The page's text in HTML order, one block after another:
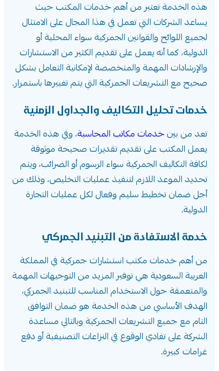
هذه الخدمة تعتبر من أهم خدمات المكتب حيث
يساعد الشركات التي تعمل في هذا المجال على الامتثال
لجميع اللوائح والقوانين الجمركية سواء المحلية أو
الدولية، كما أنه يعمل على تقديم الكثير من الاستشارات
والإرشادات المهمة والمتخصصة لإمكانية التعامل بشكل
صحيح مع التشريعات الجمركية التي يتم تغييرها باستمرار.
خدمات تحليل التكاليف والجداول الزمنية
تعد من بينخدمات مكاتب المحاسبة، وفي هذه الخدمة
يعمل المكتب على تقديم تقديرات صحيحة موثوقة
لكافة التكاليف الجمركية سواء الرسوم أو الضرائب، ويتم
تحديد الموعد اللازم لتنفيذ عمليات التخليص، وذلك من
أجل ضمان تخطيط سليم وفعال لكل عمليات التجارة
الدولية.
خدمة الاستفادة من التبنيد الجمركي
من أهم خدمات مكتب استشارات جمركية في المملكة
العربية السعودية هي توفير المزيد من التوجيهات المهمة
والمتعمقة حول الاستخدام المناسب للتبنيد الجمركي،
الهدف الأساسي من هذه الخدمة هو ضمان التوافق
التام مع جميع التشريعات الجمركية وبالتالي مساعدة
الشركة على تفادي الوقوع في النزاعات التصنيفية أو دفع
غرامات كبيرة.